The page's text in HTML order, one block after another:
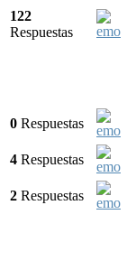
122
Respuestas
0 Respuestas
4 Respuestas
2 Respuestas